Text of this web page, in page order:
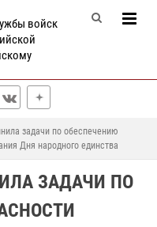
войск
задачи по обеспечению
Дня народного единства
ЗАДАЧИ ПО